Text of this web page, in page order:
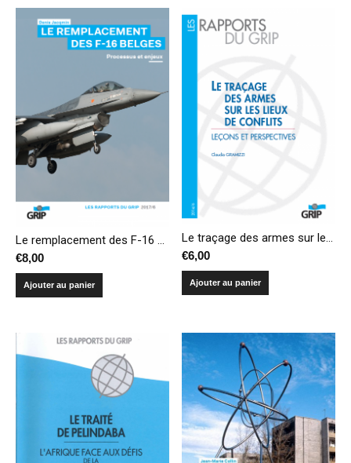
Le remplacement des F-16 belges : processus et enjeux
€8,00
Ajouter au panier
Le traçage des armes sur les lieux de conflits: leçons et perspectives
€6,00
Ajouter au panier